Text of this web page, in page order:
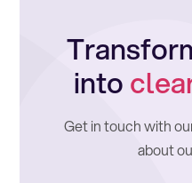
into
Get in touch with
about